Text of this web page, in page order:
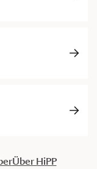
Über HiPP